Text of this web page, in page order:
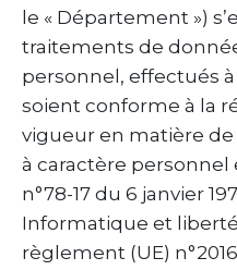
le « Département »)
traitements de
personnel, effectués
soient conforme à la
vigueur en matière
à caractère
n°78-17 du 6 janvier
Informatique et
règlement (UE)